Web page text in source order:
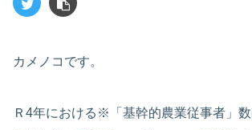
カメノコです。
Ｒ4年における※「基幹的農業従事者」数